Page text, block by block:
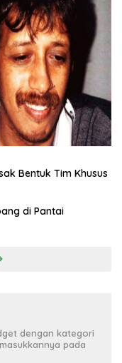
Bentuk Tim Khusus
di Pantai
dengan kategori
pada